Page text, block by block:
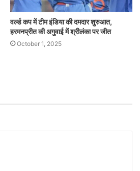
वर्ल्ड कप में टीम इंडिया की दमदार शुरुआत,
हरमनप्रीत की अगुवाई में श्रीलंका पर जीत
October 1, 2025